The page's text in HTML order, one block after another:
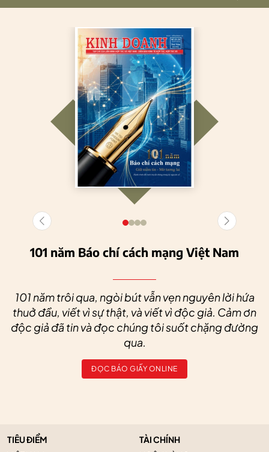
101 năm Báo chí cách mạng Việt Nam
101 năm trôi qua, ngòi bút vẫn vẹn nguyên lời hứa
thuở đầu, viết vì sự thật, và viết vì độc giả. Cảm ơn
độc giả đã tin và đọc chúng tôi suốt chặng đường
qua.
ĐỌC BÁO GIẤY ONLINE
TIÊU ĐIỂM
TÀI CHÍNH